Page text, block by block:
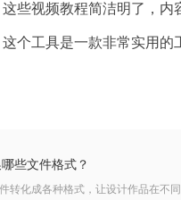
些视频教程简洁明了，
个工具是一款非常实用
些文件格式？
转化成各种格式，让设计作品在不